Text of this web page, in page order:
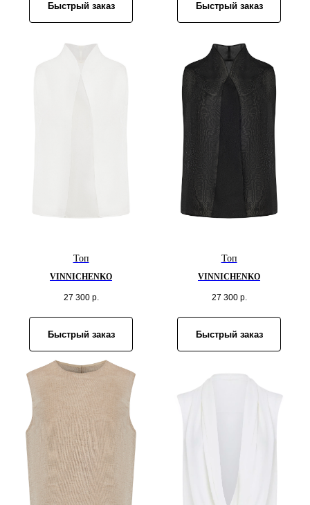
Быстрый заказ Быстрый заказ
Топ
VINNICHENKO
27 300 р.
Быстрый заказ
Топ
VINNICHENKO
27 300 р.
Быстрый заказ